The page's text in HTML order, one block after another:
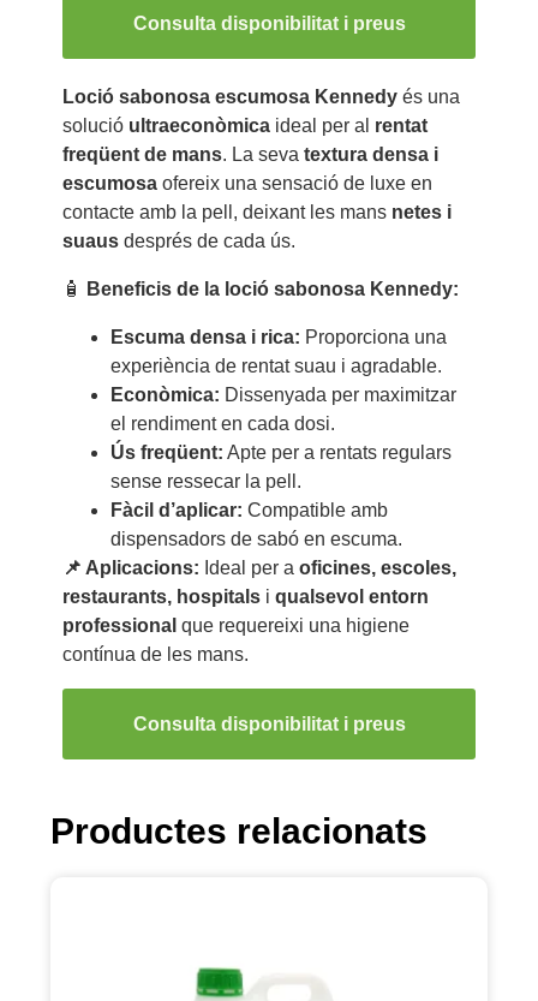
Consulta disponibilitat i preus
Loció sabonosa escumosa Kennedyés una
solució ultraeconòmicaideal per al rentat
freqüent de mans. La seva textura densa i
escumosaofereix una sensació de luxe en
contacte amb la pell, deixant les mans netes i
suausdesprés de cada ús.
🧴 Beneficis de la loció sabonosa Kennedy:
Escuma densa i rica: Proporciona una
experiència de rentat suau i agradable.
Econòmica: Dissenyada per maximitzar
el rendiment en cada dosi.
Ús freqüent: Apte per a rentats regulars
sense ressecar la pell.
Fàcil d’aplicar: Compatible amb
dispensadors de sabó en escuma.
📌 Aplicacions: Ideal per a oficines, escoles,
restaurants, hospitalsi qualsevol entorn
professional que requereixi una higiene
contínua de les mans.
Consulta disponibilitat i preus
Productes relacionats